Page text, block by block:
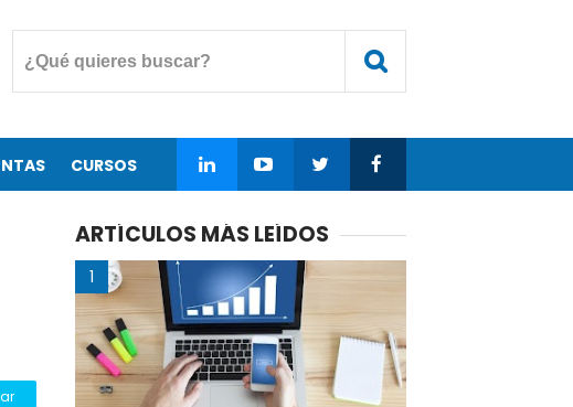
CURSOS
ARTÍCULOS MÁS LEÍDOS